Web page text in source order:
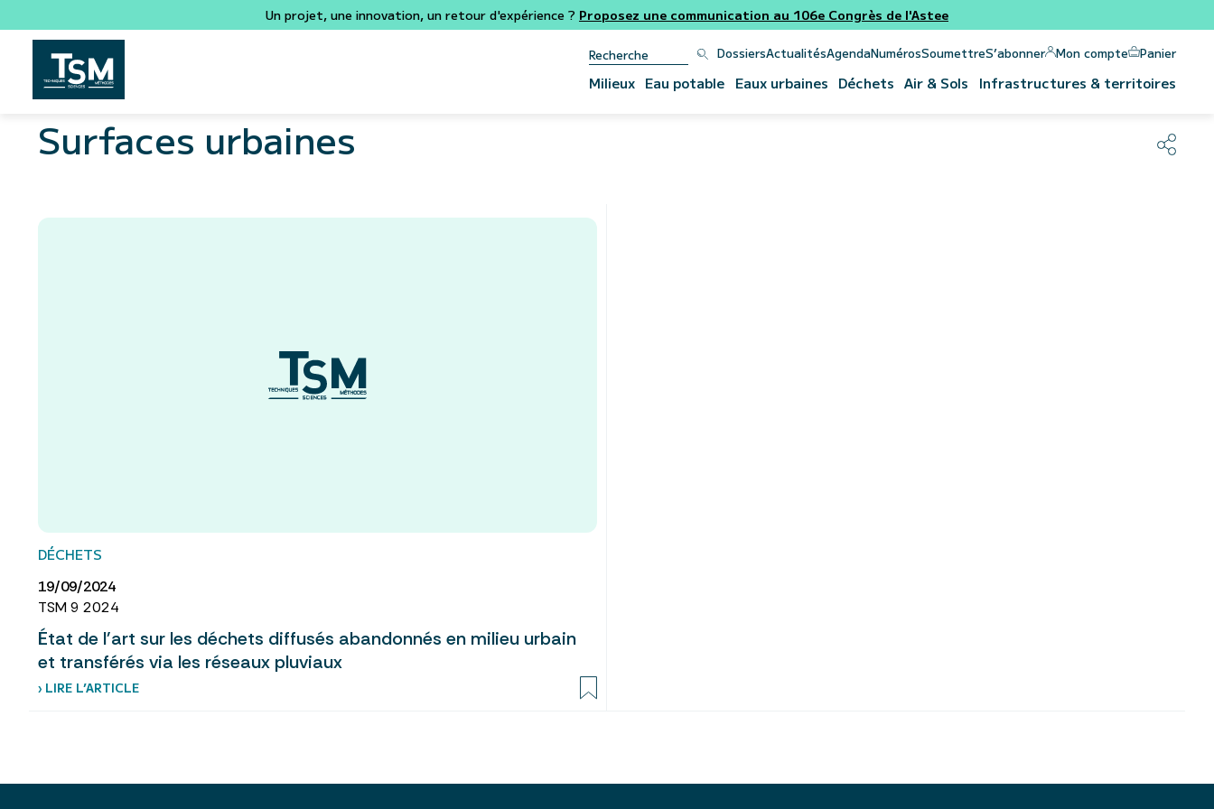
Un projet, une innovation, un retour d'expérience ? Proposez une communication au 106e Congrès de l'Astee
DossiersActualitésAgendaNumérosSoumettreS’abonner Mon compte Panier
Milieux Eau potable Eaux urbaines Déchets Air & Sols Infrastructures & territoires
Surfaces urbaines
DÉCHETS
19/09/2024
TSM 9 2024
État de l'art sur les déchets diffusés abandonnés en milieu urbain
et transférés via les réseaux pluviaux
› LIRE L’ARTICLE